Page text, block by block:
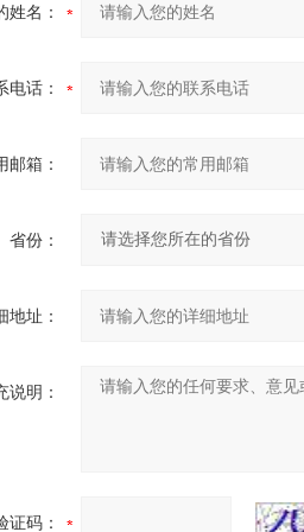
姓名：
电话：
邮箱：
省份：
地址：
说明：
证码：